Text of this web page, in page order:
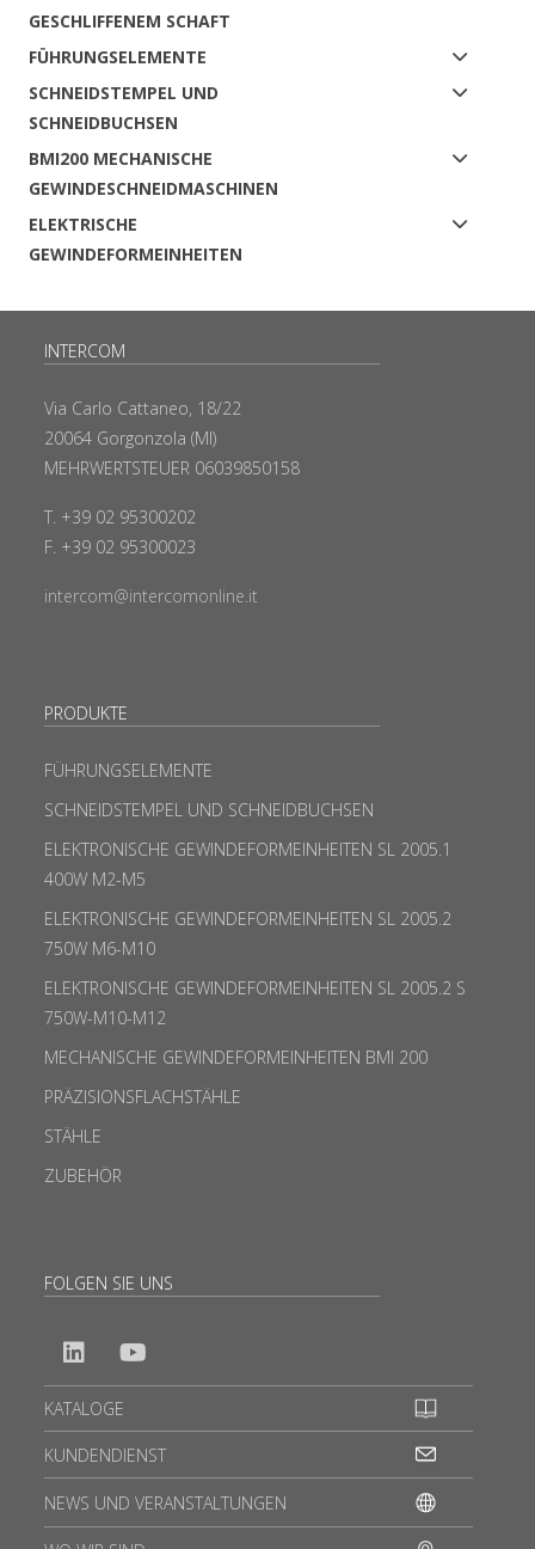
GESCHLIFFENEM SCHAFT
FÜHRUNGSELEMENTE
SCHNEIDSTEMPEL UND
SCHNEIDBUCHSEN
BMI200 MECHANISCHE
GEWINDESCHNEIDMASCHINEN
ELEKTRISCHE
GEWINDEFORMEINHEITEN
INTERCOM
Via Carlo Cattaneo, 18/22
20064 Gorgonzola (MI)
MEHRWERTSTEUER 06039850158
T. +39 02 95300202
F. +39 02 95300023
intercom@intercomonline.it
PRODUKTE
FÜHRUNGSELEMENTE
SCHNEIDSTEMPEL UND SCHNEIDBUCHSEN
ELEKTRONISCHE GEWINDEFORMEINHEITEN SL 2005.1
400W M2-M5
ELEKTRONISCHE GEWINDEFORMEINHEITEN SL 2005.2
750W M6-M10
ELEKTRONISCHE GEWINDEFORMEINHEITEN SL 2005.2 S
750W-M10-M12
MECHANISCHE GEWINDEFORMEINHEITEN BMI 200
PRÄZISIONSFLACHSTÄHLE
STÄHLE
ZUBEHÖR
FOLGEN SIE UNS
KATALOGE
KUNDENDIENST
NEWS UND VERANSTALTUNGEN